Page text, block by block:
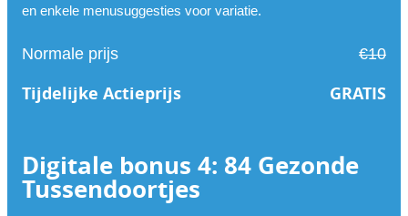
en enkele menusuggesties voor variatie.
Normale prijs €10
Tijdelijke Actieprijs GRATIS
Digitale bonus 4: 84 Gezonde
Tussendoortjes